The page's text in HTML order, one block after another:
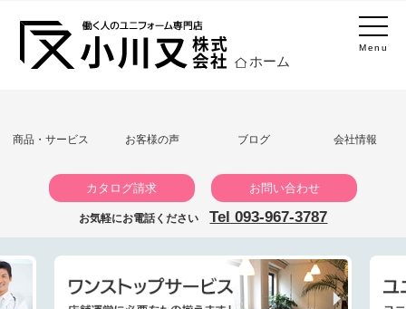
Menu
ホーム
商品・サービス お客様の声 ブログ 会社情報
カタログ請求 お問い合わせ
お気軽にお電話ください Tel 093-967-3787